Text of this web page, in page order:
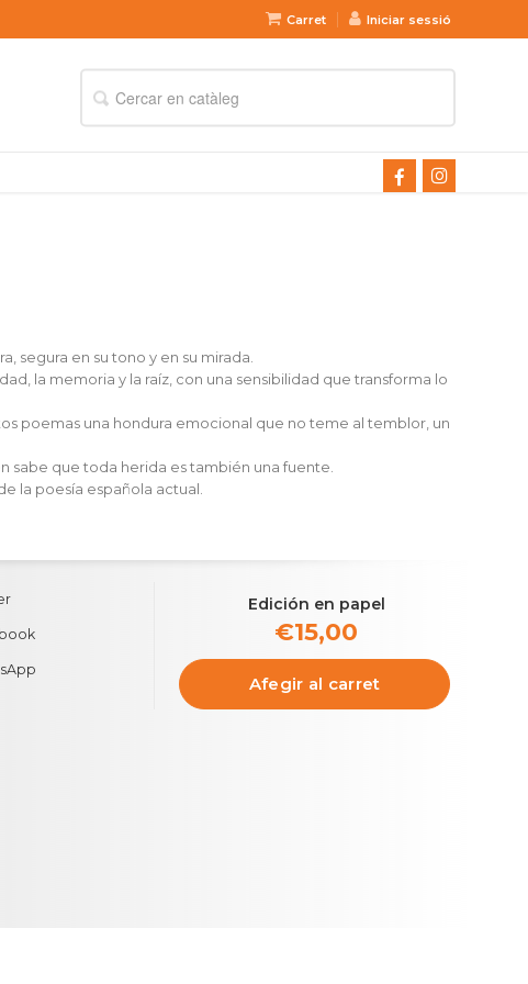
Carret Iniciar sessió
segura en su tono y en su mirada.
la memoria y la raíz, con una sensibilidad que transforma lo
poemas una hondura emocional que no teme al temblor, un
sabe que toda herida es también una fuente.
la poesía española actual.
Edición en papel
€15,00
Afegir al carret